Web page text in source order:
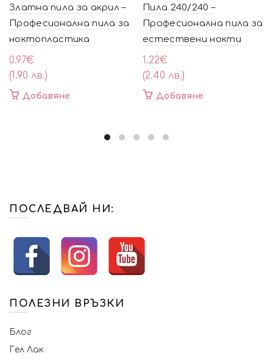
Златна пила за акрил –
Професионална пила за
ноктопластика
0.97€
(1.90 лв.)
Добавяне
Пила 240/240 –
Професионална пила за
естествени нокти
1.22€
(2.40 лв.)
Добавяне
ПОСЛЕДВАЙ НИ:
ПОЛЕЗНИ ВРЪЗКИ
Блог
Гел Лак